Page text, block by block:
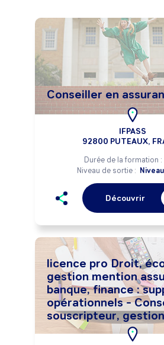
Conseiller en
IFPASS
92800 PUTEAUX,
Durée de la formation :
Niveau de sortie :
Découvrir
licence pro Droit,
gestion mention
banque, finance :
opérationnels -
souscripteur,
assurance